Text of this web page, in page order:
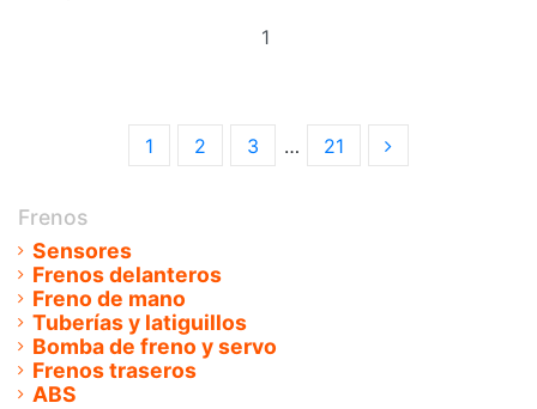
1 2 3 … 21
Frenos
Sensores
Frenos delanteros
Freno de mano
Tuberías y latiguillos
Bomba de freno y servo
Frenos traseros
ABS